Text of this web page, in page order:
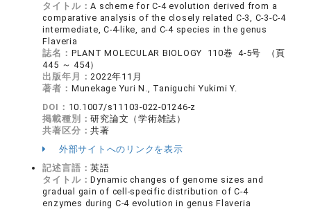
タイトル：A scheme for C-4 evolution derived from a
comparative analysis of the closely related C-3, C-3-C-4
intermediate, C-4-like, and C-4 species in the genus
Flaveria
誌名： PLANT MOLECULAR BIOLOGY 110巻 4-5号 （頁
445 ～ 454）
出版年月：2022年11月
著者： Munekage Yuri N., Taniguchi Yukimi Y.
DOI： 10.1007/s11103-022-01246-z
掲載種別：研究論文（学術雑誌）
共著区分：共著
外部サイトへのリンクを表示
記述言語：英語
タイトル：Dynamic changes of genome sizes and
gradual gain of cell-specific distribution of C-4
enzymes during C-4 evolution in genus Flaveria